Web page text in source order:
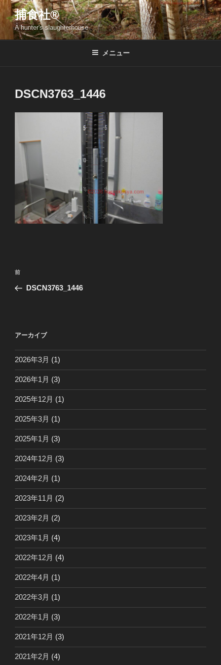
コ
ン
ン
捕食社®
A hunter's slaughterhouse
メニュー
DSCN3763_1446
投
ナ
ー
シ
ョ
ン
前
の
前
DSCN3763_1446
アーカイブ
2026年3月 (1)
2026年1月 (3)
2025年12月 (1)
2025年3月 (1)
2025年1月 (3)
2024年12月 (3)
2024年2月 (1)
2023年11月 (2)
2023年2月 (2)
2023年1月 (4)
2022年12月 (4)
2022年4月 (1)
2022年3月 (1)
2022年1月 (3)
2021年12月 (3)
2021年2月 (4)